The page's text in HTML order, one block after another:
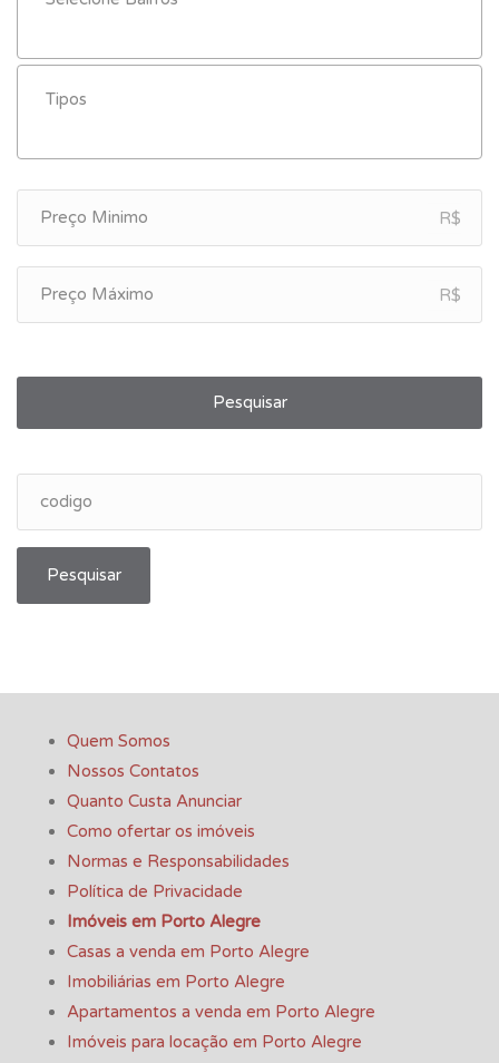
R$
R$
Pesquisar
Pesquisar
Quem Somos
Nossos Contatos
Quanto Custa Anunciar
Como ofertar os imóveis
Normas e Responsabilidades
Política de Privacidade
Imóveis em Porto Alegre
Casas a venda em Porto Alegre
Imobiliárias em Porto Alegre
Apartamentos a venda em Porto Alegre
Imóveis para locação em Porto Alegre